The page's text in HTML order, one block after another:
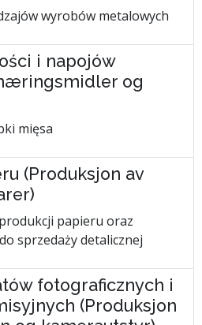
wyrobów metalowych
i napojów
og
mięsa
(Produksjon av
papieru oraz
sprzedaży detalicznej
fotograficznych i
(Produksjon